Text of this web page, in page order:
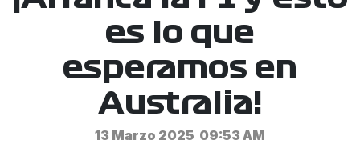
es lo que
esperamos en
Australia!
13 Marzo 2025 09:53 AM